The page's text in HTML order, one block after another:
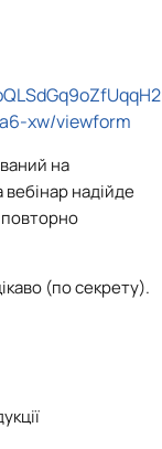
xw/viewform
на
надійде
(по секрету).